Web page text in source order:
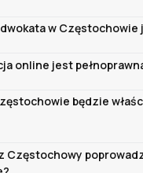
weryfikacja danych
karcie. Możesz go też
samorządu
w Częstochowie
filtr „Dziś”, a
mniej niż minutę.
online jest
wartość
przekazujesz
będzie
i wartości sprawy.
Sąd Rejonowy w
Częstochowy